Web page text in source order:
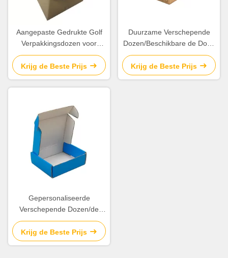
Aangepaste Gedrukte Golf
Verpakkingsdozen voor
Tentoonstelling/Verpakking/het
Verschepen
Krijg de Beste Prijs
Duurzame Verschepende
Dozen/Beschikbare de Doos
Diverse Grootte van het
Verpakkingskarton
Krijg de Beste Prijs
Gepersonaliseerde
Verschepende Dozen/de
Kleur van Customzied van
Kartondozen vouwen die
Krijg de Beste Prijs